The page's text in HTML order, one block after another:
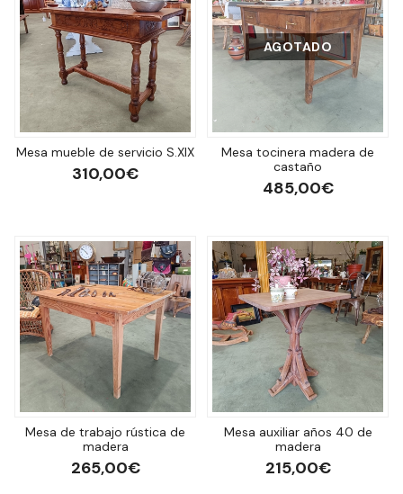
Mesa mueble de servicio S.XIX
310,00€
AGOTADO
Mesa tocinera madera de
castaño
485,00€
Mesa de trabajo rústica de
madera
265,00€
Mesa auxiliar años 40 de
madera
215,00€